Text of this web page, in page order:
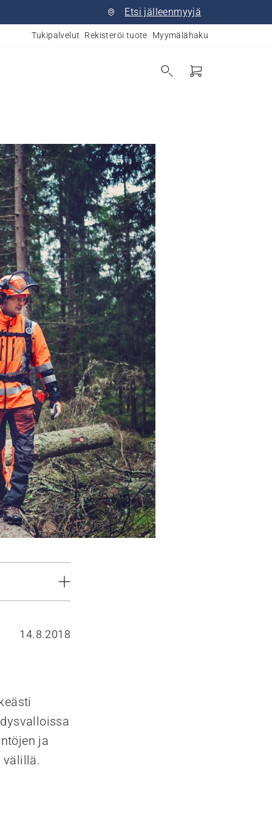
Etsi jälleenmyyjä
Tukipalvelut Rekisteröi tuote Myymälähaku
14.8.2018
ja
välillä.